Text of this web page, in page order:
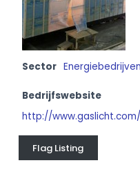
Sector Energiebedrijven
Bedrijfswebsite
http://
Flag Listing